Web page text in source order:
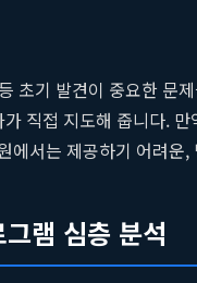
초기 발견이 중요한
직접 지도해 줍니다.
서는 제공하기 어려
램 심층 분석